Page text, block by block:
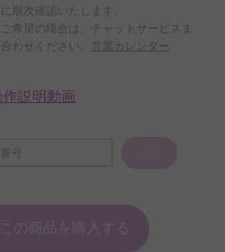
順次確認いたします。
希望の場合は、チャットサービスま
わせください。
営業カレンダー
説明動画
この商品を購入する